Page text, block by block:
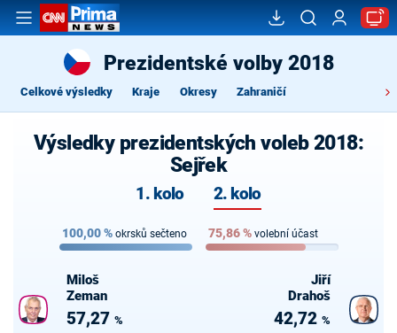
Prezidentské volby 2018
Celkové výsledky Kraje Okresy Zahraničí
Výsledky prezidentských voleb 2018:
Sejřek
1. kolo 2. kolo
100,00% okrsků sečteno 75,86% volební účast
Miloš
Zeman
57,27 %
Jiří
Drahoš
42,72 %